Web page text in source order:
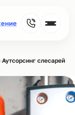
›Аутсорсинг слесарей